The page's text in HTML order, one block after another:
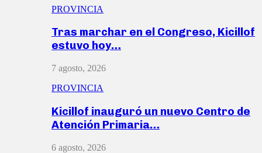
PROVINCIA
Tras marchar en el Congreso, Kicillof
estuvo hoy…
7 agosto, 2026
PROVINCIA
Kicillof inauguró un nuevo Centro de
Atención Primaria…
6 agosto, 2026